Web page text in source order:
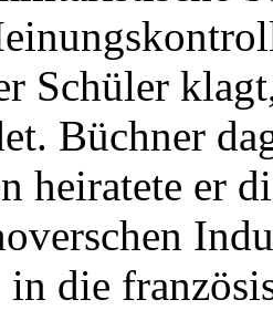
Schüler
Büchner
heiratete er
in die